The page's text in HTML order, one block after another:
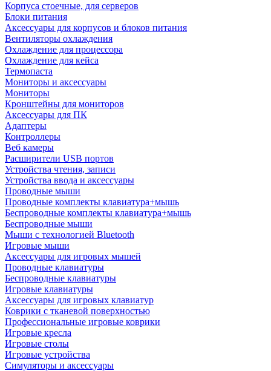
Корпуса стоечные, для серверов
Блоки питания
Аксессуары для корпусов и блоков питания
Вентиляторы охлаждения
Охлаждение для процессора
Охлаждение для кейса
Термопаста
Мониторы и аксессуары
Мониторы
Кронштейны для мониторов
Аксессуары для ПК
Адаптеры
Контроллеры
Веб камеры
Расширители USB портов
Устройства чтения, записи
Устройства ввода и аксессуары
Проводные мыши
Проводные комплекты клавиатура+мышь
Беспроводные комплекты клавиатура+мышь
Беспроводные мыши
Мыши с технологией Bluetooth
Игровые мыши
Аксессуары для игровых мышей
Проводные клавиатуры
Беспроводные клавиатуры
Игровые клавиатуры
Аксессуары для игровых клавиатур
Коврики с тканевой поверхностью
Профессиональные игровые коврики
Игровые кресла
Игровые столы
Игровые устройства
Симуляторы и аксессуары